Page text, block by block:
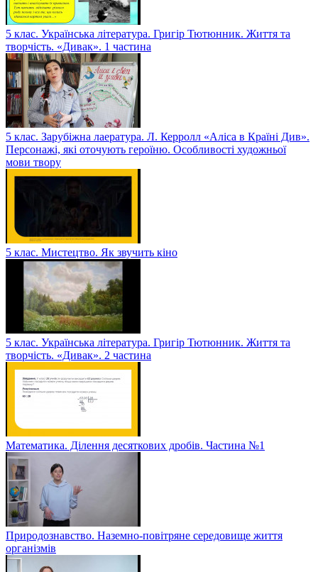
5 клас. Українська література. Григір Тютюнник. Життя та
творчість. «Дивак». 1 частина
5 клас. Зарубіжна лаература. Л. Керролл «Аліса в Країні Див».
Персонажі, які оточують героїню. Особливості художньої
мови твору
5 клас. Мистецтво. Як звучить кіно
5 клас. Українська література. Григір Тютюнник. Життя та
творчість. «Дивак». 2 частина
Математика. Ділення десяткових дробів. Частина №1
Природознавство. Наземно-повітряне середовище життя
організмів